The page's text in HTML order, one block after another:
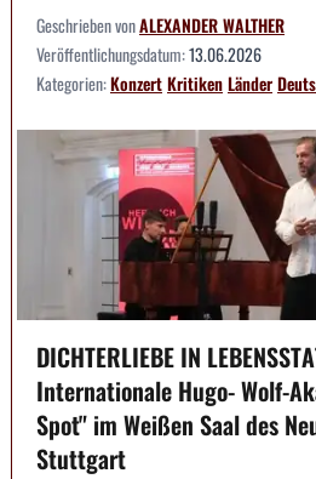
Geschrieben vonALEXANDER WALTHER
Veröffentlichungsdatum:13.06.2026
Kategorien:KonzertKritikenLänder
DICHTERLIEBE IN
Internationale Hugo- Wolf-
Spot" im Weißen Saal des
Stuttgart